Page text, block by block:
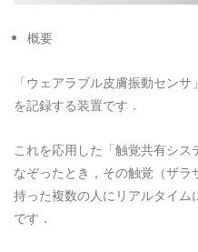
概要
「ウェアラブル皮膚振動セン
を記録する装置です．
これを応用した「触覚共有シ
なぞったとき，その触覚（ザ
持った複数の人にリアルタイ
です．